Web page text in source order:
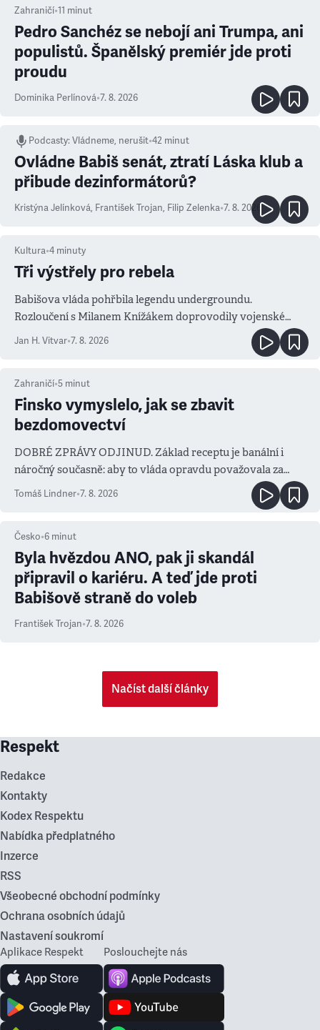
Zahraničí•11 minut
Pedro Sanchéz se nebojí ani Trumpa, ani
populistů. Španělský premiér jde proti
proudu
Dominika Perlínová•7. 8. 2026
Podcasty:Vládneme, nerušit•42 minut
Ovládne Babiš senát, ztratí Láska klub a
přibude dezinformátorů?
Kristýna Jelínková, František Trojan, Filip Zelenka•7. 8. 2026
Kultura•4 minuty
Tři výstřely pro rebela
Babišova vláda pohřbila legendu undergroundu.
Rozloučení s Milanem Knížákem doprovodily vojenské
salvy i kritika pokrokářů
Jan H. Vitvar•7. 8. 2026
Zahraničí•5 minut
Finsko vymyslelo, jak se zbavit
bezdomovectví
DOBRÉ ZPRÁVY ODJINUD. Základ receptu je banální i
náročný současně: aby to vláda opravdu považovala za
prioritu
Tomáš Lindner•7. 8. 2026
Česko•6 minut
Byla hvězdou ANO, pak ji skandál
připravil o kariéru. A teď jde proti
Babišově straně do voleb
František Trojan•7. 8. 2026
Načíst další články
Respekt
Redakce
Kontakty
Kodex Respektu
Nabídka předplatného
Inzerce
RSS
Všeobecné obchodní podmínky
Ochrana osobních údajů
Nastavení soukromí
Aplikace Respekt Poslouchejte nás